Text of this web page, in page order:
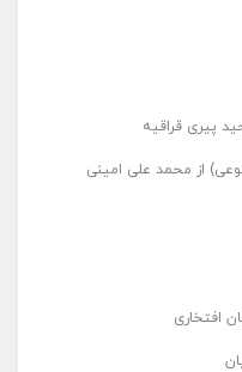
پیری قراقیه
از محمد علی امینی
افتخاری